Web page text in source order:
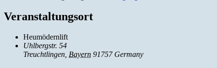
Veranstaltungsort
Heumödernlift
Uhlbergstr. 54
Treuchtlingen Bayern 91757 Germany